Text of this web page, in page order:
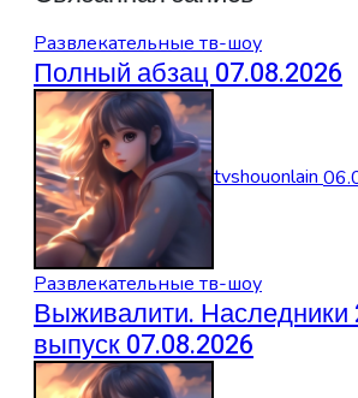
Развлекательные тв-шоу
Полный абзац 07.08.2026
tvshouonlain
Развлекательные тв-шоу
Выживалити. Наследники
выпуск 07.08.2026